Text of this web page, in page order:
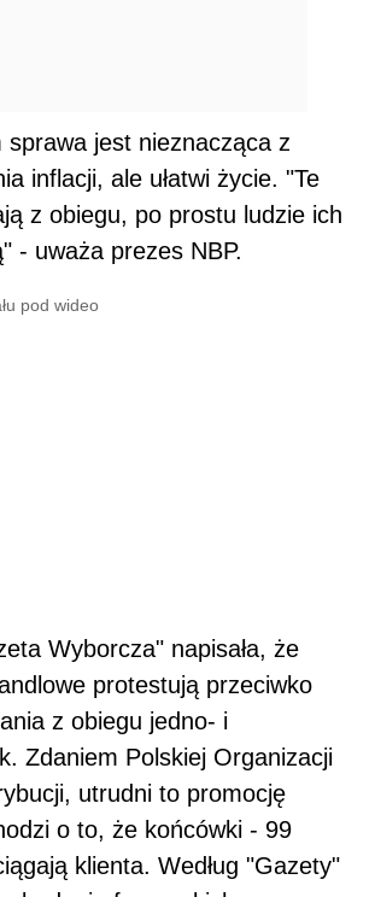
sprawa jest nieznacząca z
inflacji, ale ułatwi życie. "Te
z obiegu, po prostu ludzie ich
- uważa prezes NBP.
pod wideo
Wyborcza" napisała, że
protestują przeciwko
z obiegu jedno- i
Zdaniem Polskiej Organizacji
utrudni to promocję
o to, że końcówki - 99
klienta. Według "Gazety"